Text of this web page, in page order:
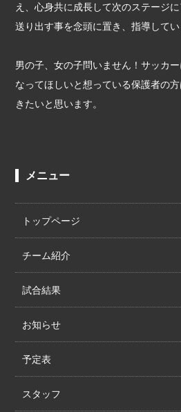
え、心身共に成長して次のステージ
送り出す事を念頭に置き、指導してい
男の子、女の子問いません！サッカ
なってほしいと想っている保護者の
きたいと思います。
メニュー
トップページ
チーム紹介
試合結果
お知らせ
予定表
スタッフ